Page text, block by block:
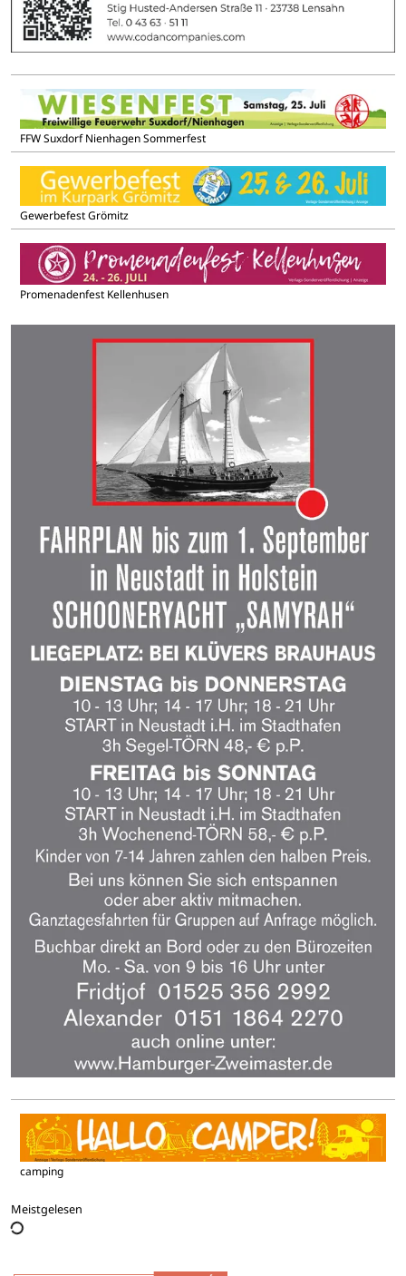
FFW Suxdorf Nienhagen Sommerfest
Gewerbefest Grömitz
Promenadenfest Kellenhusen
camping
Meistgelesen